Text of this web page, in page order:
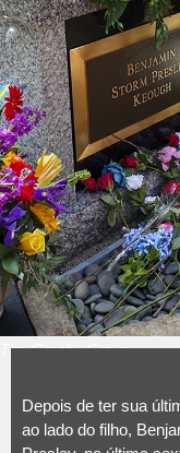
The Grosby Group
Depois de ter sua
ao lado do filho,